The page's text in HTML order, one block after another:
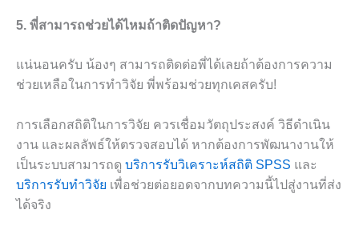
5. พี่สามารถช่วยได้ไหมถ้าติดปัญหา?
แน่นอนครับ น้องๆ สามารถติดต่อพี่ได้เลยถ้าต้องการความ
ช่วยเหลือในการทำวิจัย พี่พร้อมช่วยทุกเคสครับ!
การเลือกสถิติในการวิจัย ควรเชื่อมวัตถุประสงค์ วิธีดำเนิน
งาน และผลลัพธ์ให้ตรวจสอบได้ หากต้องการพัฒนางานให้
เป็นระบบสามารถดู บริการรับวิเคราะห์สถิติ SPSS และ
บริการรับทำวิจัย เพื่อช่วยต่อยอดจากบทความนี้ไปสู่งานที่ส่ง
ได้จริง